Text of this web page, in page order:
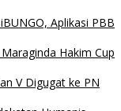
Aplikasi PBB
Hakim Cup
V Digugat ke PN